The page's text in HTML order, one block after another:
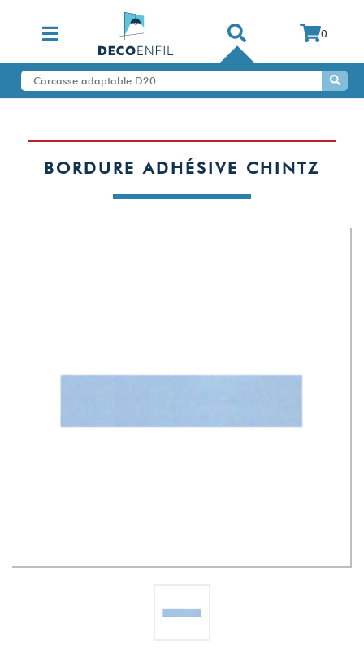
0
BORDURE ADHÉSIVE CHINTZ